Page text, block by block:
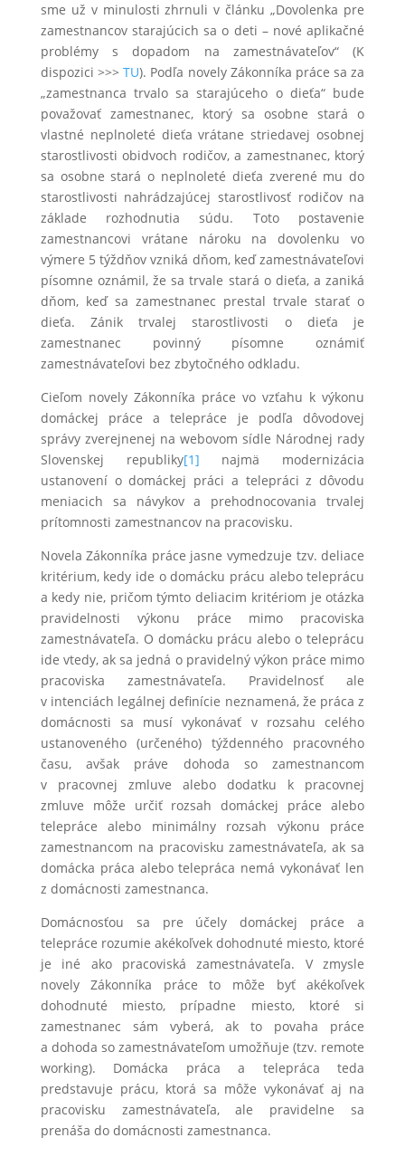
sme už v minulosti zhrnuli v článku „Dovolenka pre
zamestnancov starajúcich sa o deti – nové aplikačné
problémy s dopadom na zamestnávateľov“ (K
dispozici >>>TU). Podľa novely Zákonníka práce sa za
„zamestnanca trvalo sa starajúceho o dieťa“ bude
považovať zamestnanec, ktorý sa osobne stará o
vlastné neplnoleté dieťa vrátane striedavej osobnej
starostlivosti obidvoch rodičov, a zamestnanec, ktorý
sa osobne stará o neplnoleté dieťa zverené mu do
starostlivosti nahrádzajúcej starostlivosť rodičov na
základe rozhodnutia súdu. Toto postavenie
zamestnancovi vrátane nároku na dovolenku vo
výmere 5 týždňov vzniká dňom, keď zamestnávateľovi
písomne oznámil, že sa trvale stará o dieťa, a zaniká
dňom, keď sa zamestnanec prestal trvale starať o
dieťa. Zánik trvalej starostlivosti o dieťa je
zamestnanec povinný písomne oznámiť
zamestnávateľovi bez zbytočného odkladu.
Cieľom novely Zákonníka práce vo vzťahu k výkonu
domáckej práce a telepráce je podľa dôvodovej
správy zverejnenej na webovom sídle Národnej rady
Slovenskej republiky[1] najmä modernizácia
ustanovení o domáckej práci a telepráci z dôvodu
meniacich sa návykov a prehodnocovania trvalej
prítomnosti zamestnancov na pracovisku.
Novela Zákonníka práce jasne vymedzuje tzv. deliace
kritérium, kedy ide o domácku prácu alebo teleprácu
a kedy nie, pričom týmto deliacim kritériom je otázka
pravidelnosti výkonu práce mimo pracoviska
zamestnávateľa. O domácku prácu alebo o teleprácu
ide vtedy, ak sa jedná o pravidelný výkon práce mimo
pracoviska zamestnávateľa. Pravidelnosť ale
v intenciách legálnej definície neznamená, že práca z
domácnosti sa musí vykonávať v rozsahu celého
ustanoveného (určeného) týždenného pracovného
času, avšak práve dohoda so zamestnancom
v pracovnej zmluve alebo dodatku k pracovnej
zmluve môže určiť rozsah domáckej práce alebo
telepráce alebo minimálny rozsah výkonu práce
zamestnancom na pracovisku zamestnávateľa, ak sa
domácka práca alebo telepráca nemá vykonávať len
z domácnosti zamestnanca.
Domácnosťou sa pre účely domáckej práce a
telepráce rozumie akékoľvek dohodnuté miesto, ktoré
je iné ako pracoviská zamestnávateľa. V zmysle
novely Zákonníka práce to môže byť akékoľvek
dohodnuté miesto, prípadne miesto, ktoré si
zamestnanec sám vyberá, ak to povaha práce
a dohoda so zamestnávateľom umožňuje (tzv. remote
working). Domácka práca a telepráca teda
predstavuje prácu, ktorá sa môže vykonávať aj na
pracovisku zamestnávateľa, ale pravidelne sa
prenáša do domácnosti zamestnanca.